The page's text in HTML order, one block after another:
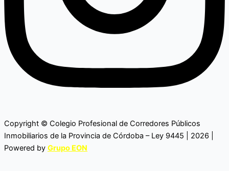
Copyright © Colegio Profesional de Corredores Públicos
Inmobiliarios de la Provincia de Córdoba – Ley 9445 | 2026 |
Powered by Grupo EON